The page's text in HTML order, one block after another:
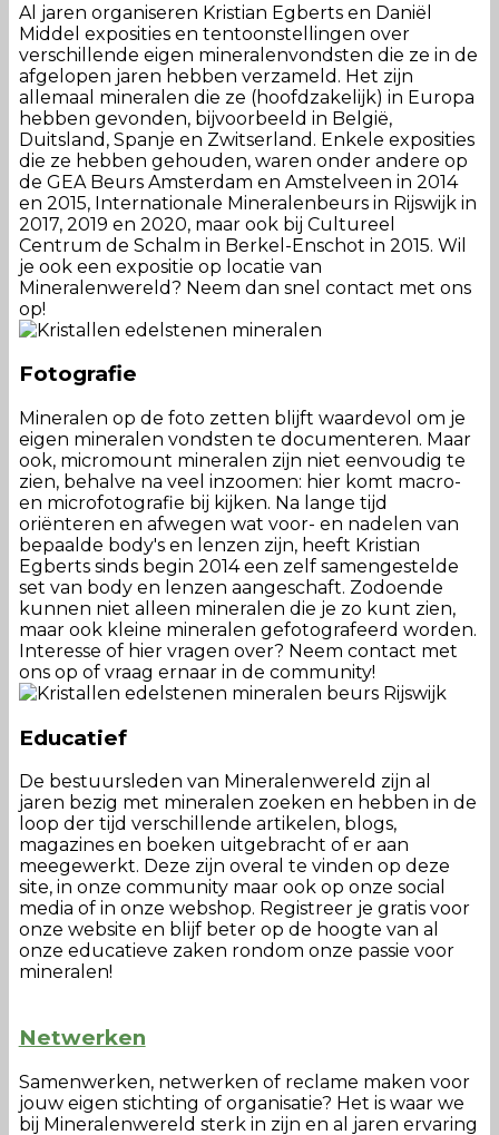
Al jaren organiseren Kristian Egberts en Daniël
Middel exposities en tentoonstellingen over
verschillende eigen mineralenvondsten die ze in de
afgelopen jaren hebben verzameld. Het zijn
allemaal mineralen die ze (hoofdzakelijk) in Europa
hebben gevonden, bijvoorbeeld in België,
Duitsland, Spanje en Zwitserland. Enkele exposities
die ze hebben gehouden, waren onder andere op
de GEA Beurs Amsterdam en Amstelveen in 2014
en 2015, Internationale Mineralenbeurs in Rijswijk in
2017, 2019 en 2020, maar ook bij Cultureel
Centrum de Schalm in Berkel-Enschot in 2015. Wil
je ook een expositie op locatie van
Mineralenwereld? Neem dan snel contact met ons
op!
Fotografie
Mineralen op de foto zetten blijft waardevol om je
eigen mineralen vondsten te documenteren. Maar
ook, micromount mineralen zijn niet eenvoudig te
zien, behalve na veel inzoomen: hier komt macro-
en microfotografie bij kijken. Na lange tijd
oriënteren en afwegen wat voor- en nadelen van
bepaalde body's en lenzen zijn, heeft Kristian
Egberts sinds begin 2014 een zelf samengestelde
set van body en lenzen aangeschaft. Zodoende
kunnen niet alleen mineralen die je zo kunt zien,
maar ook kleine mineralen gefotografeerd worden.
Interesse of hier vragen over? Neem contact met
ons op of vraag ernaar in de community!
Educatief
De bestuursleden van Mineralenwereld zijn al
jaren bezig met mineralen zoeken en hebben in de
loop der tijd verschillende artikelen, blogs,
magazines en boeken uitgebracht of er aan
meegewerkt. Deze zijn overal te vinden op deze
site, in onze community maar ook op onze social
media of in onze webshop. Registreer je gratis voor
onze website en blijf beter op de hoogte van al
onze educatieve zaken rondom onze passie voor
mineralen!
Netwerken
Samenwerken, netwerken of reclame maken voor
jouw eigen stichting of organisatie? Het is waar we
bij Mineralenwereld sterk in zijn en al jaren ervaring